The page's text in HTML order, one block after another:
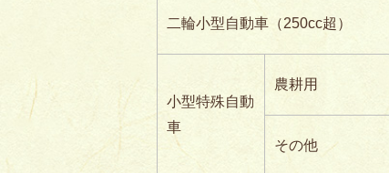
二輪小型自動車（250cc超）
小型特殊自動
車
農耕用
その他